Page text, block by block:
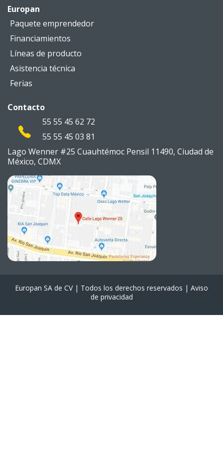
Europan
Paquete emprendedor
Financiamientos
Líneas de producto
Asistencia técnica
Ferias
Contacto
55 55 45 62 72
55 55 45 03 81
Lago Wenner #25 Cuauhtémoc Pensil 11490, Ciudad de
México, CDMX
Europan SA de CV | Todos los derechos reservados | Aviso
de privacidad